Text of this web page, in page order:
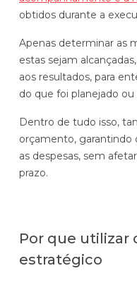
obtidos durante a
Apenas determinar as
estas sejam
aos resultados, para
do que foi planejado
Dentro de tudo isso,
orçamento, garantindo
as despesas, sem
prazo.
Por que utilizar
estratégico